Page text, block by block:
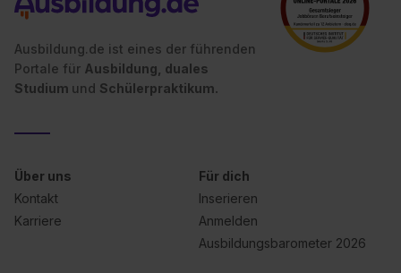
II). Du kannst die von dir erteilte Einwilligung jederzeit mit
Wirkung für die Zukunft ganz oder teilweise über unsere
Datenschutzerklärung unter dem Punkt „Datenschutz-
Einstellungen“ widerrufen. Weitere Informationen zu den
einzelnen Cookies findest du durch Klick auf „Details
Ausbildung.de ist eines der führenden
Portale für Ausbildung, duales
Studium und Schülerpraktikum.
Über uns
Kontakt
Karriere
Für dich
Inserieren
Anmelden
Ausbildungsbarometer 2026